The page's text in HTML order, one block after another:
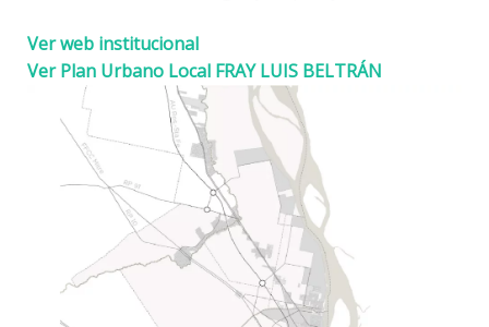
Ver web institucional
Ver Plan Urbano Local FRAY LUIS BELTRÁN